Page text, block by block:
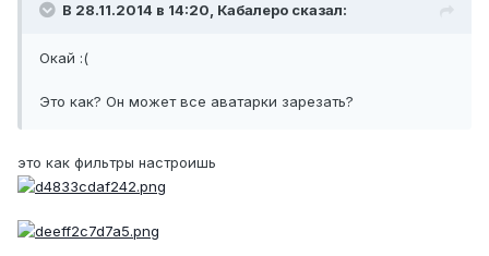
В 28.11.2014 в 14:20, Кабалеро сказал:
Окай :(
Это как? Он может все аватарки зарезать?
это как фильтры настроишь